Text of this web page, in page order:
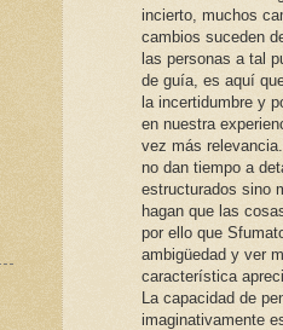
incierto, muchos
cambios suceden
las personas a tal
de guía, es aquí
la incertidumbre y
en nuestra
vez más
no dan tiempo a
estructurados sino
hagan que las
por ello que
ambigüedad y ver
característica
La capacidad de
imaginativamente